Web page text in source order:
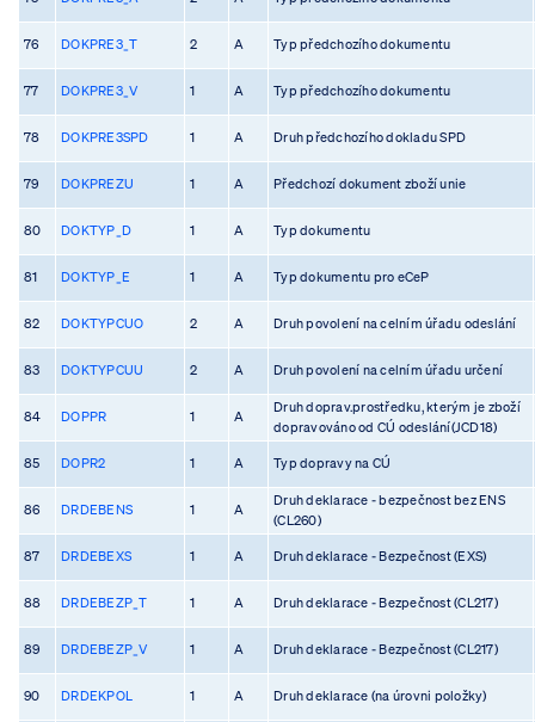
76 DOKPRE3_T 2 A Typ předchozího dokumentu
77 DOKPRE3_V 1 A Typ předchozího dokumentu
78 DOKPRE3SPD 1 A Druh předchozího dokladu SPD
79 DOKPREZU 1 A Předchozí dokument zboží unie
80 DOKTYP_D 1 A Typ dokumentu
81 DOKTYP_E 1 A Typ dokumentu pro eCeP
82 DOKTYPCUO 2 A Druh povolení na celním úřadu odeslání
83 DOKTYPCUU 2 A Druh povolení na celním úřadu určení
84 DOPPR 1 A
Druh doprav.prostředku, kterým je zboží
dopravováno od CÚ odeslání(JCD18)
85 DOPR2 1 A Typ dopravy na CÚ
86 DRDEBENS 1 A
Druh deklarace - bezpečnost bez ENS
(CL260)
87 DRDEBEXS 1 A Druh deklarace - Bezpečnost (EXS)
88 DRDEBEZP_T 1 A Druh deklarace - Bezpečnost (CL217)
89 DRDEBEZP_V 1 A Druh deklarace - Bezpečnost (CL217)
90 DRDEKPOL 1 A Druh deklarace (na úrovni položky)